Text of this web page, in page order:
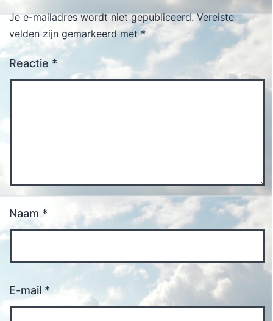
Je e-mailadres wordt niet gepubliceerd. Vereiste
velden zijn gemarkeerd met*
Reactie *
Naam *
E-mail*